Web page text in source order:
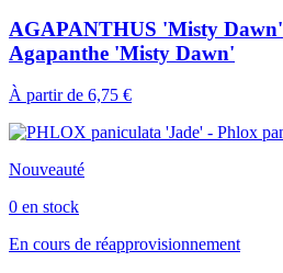
AGAPANTHUS 'Misty Dawn'
Agapanthe 'Misty Dawn'
À partir de 6,75 €
Nouveauté
0 en stock
En cours de réapprovisionnement